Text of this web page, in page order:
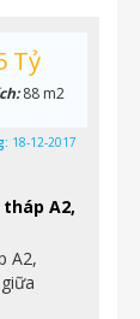
A2,
A2,
Tỷ
88 m2
18-12-2017